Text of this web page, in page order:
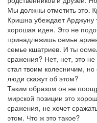
Мы должны отметить это.
Кришна убеждает Арджуну
хорошая идея. Это не
принадлежишь семье
семье кшатриев. И ты
сражения? Нет, нет, это
стал твоим колесничим,
люди скажут об этом?
Таким образом он не
мирской позиции это
сражения, не хочет
этом. Что ж это такое?